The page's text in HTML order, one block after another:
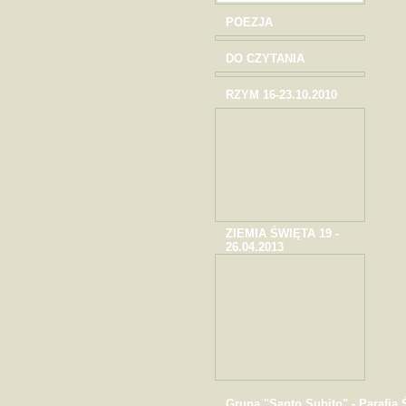
POEZJA
DO CZYTANIA
RZYM 16-23.10.2010
ZIEMIA ŚWIĘTA 19 -
26.04.2013